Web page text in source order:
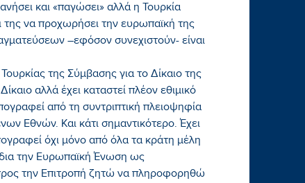
και «παγώσει» αλλά η Τουρκία
της να προχωρήσει την ευρωπαϊκή της
–εφόσον συνεχιστούν- είναι
της Σύμβασης για το Δίκαιο της
αλλά έχει καταστεί πλέον εθιμικό
από τη συντριπτική πλειοψηφία
Εθνών. Και κάτι σημαντικότερο. Έχει
όχι μόνο από όλα τα κράτη μέλη
την Ευρωπαϊκή Ένωση ως
την Επιτροπή ζητώ να πληροφορηθώ